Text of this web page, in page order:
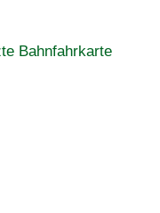
Bahnfahrkarte